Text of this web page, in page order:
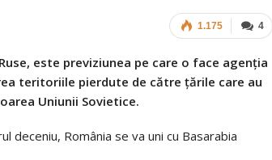
4
1.175
este previziunea pe care o face agenţia
teritoriile pierdute de către ţările care au
Uniunii Sovietice.